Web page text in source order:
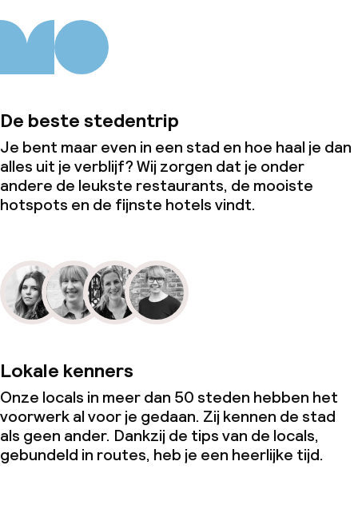
De beste stedentrip
Je bent maar even in een stad en hoe haal je dan
alles uit je verblijf? Wij zorgen dat je onder
andere de leukste restaurants, de mooiste
hotspots en de fijnste hotels vindt.
Lokale kenners
Onze locals in meer dan 50 steden hebben het
voorwerk al voor je gedaan. Zij kennen de stad
als geen ander. Dankzij de tips van de locals,
gebundeld in routes, heb je een heerlijke tijd.